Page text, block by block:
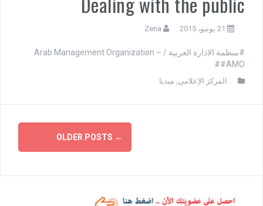
21 يونيو، 2015 Zena
#منظمة الادارة العربية / Arab Management Organization –
#AMO#
المركز الإعلامي , ميديا
←